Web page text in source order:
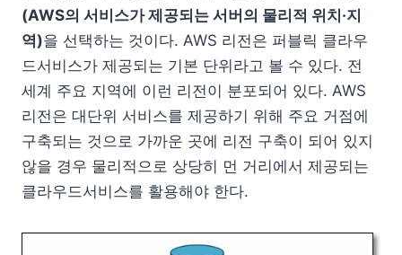
(AWS의 서비스가 제공되는 서버의 물리적 위치·지
역)을 선택하는 것이다. AWS 리전은 퍼블릭 클라우
드서비스가 제공되는 기본 단위라고 볼 수 있다. 전
세계 주요 지역에 이런 리전이 분포되어 있다. AWS
리전은 대단위 서비스를 제공하기 위해 주요 거점에
구축되는 것으로 가까운 곳에 리전 구축이 되어 있지
않을 경우 물리적으로 상당히 먼 거리에서 제공되는
클라우드서비스를 활용해야 한다.